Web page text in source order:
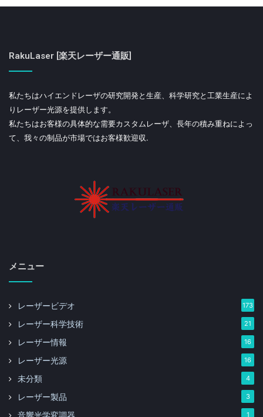
RakuLaser [楽天レーザー通販]
私たちはハイエンドレーザの研究開発と生産、科学研究と工業生産によ
りレーザー光源を提供します。
私たちはお客様の具体的な需要カスタムレーザ、長年の積み重ねによっ
て、我々の制品が市場ではお客様歓迎収.
メニュー
レーザービデオ 173
レーザー科学技術 21
レーザー情報 16
レーザー光源 16
未分類 4
レーザー製品 3
1